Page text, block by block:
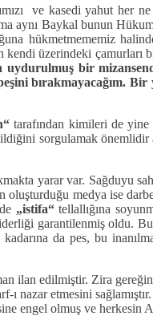
ve kasedi yahut her
Baykal bunun
hükmetmememiz
kendi üzerindeki
bir
bırakmayacağım.
tarafından kimileri de yine
sorgulamak önemlidir
yarar var. Sağduyu
medya ise
„istifa“tellallığına
garantilenmiş oldu.
da pes, bu
ilan edilmiştir. Zira
ı nazar etmesini sağlamıştır.
engel olmuş ve herkesin